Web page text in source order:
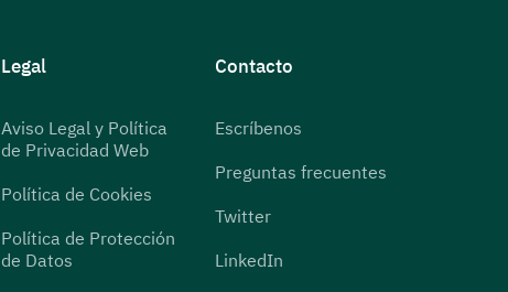
Legal
Aviso Legal y Política
de Privacidad Web
Política de Cookies
Política de Protección
de Datos
Contacto
Escríbenos
Preguntas frecuentes
Twitter
LinkedIn